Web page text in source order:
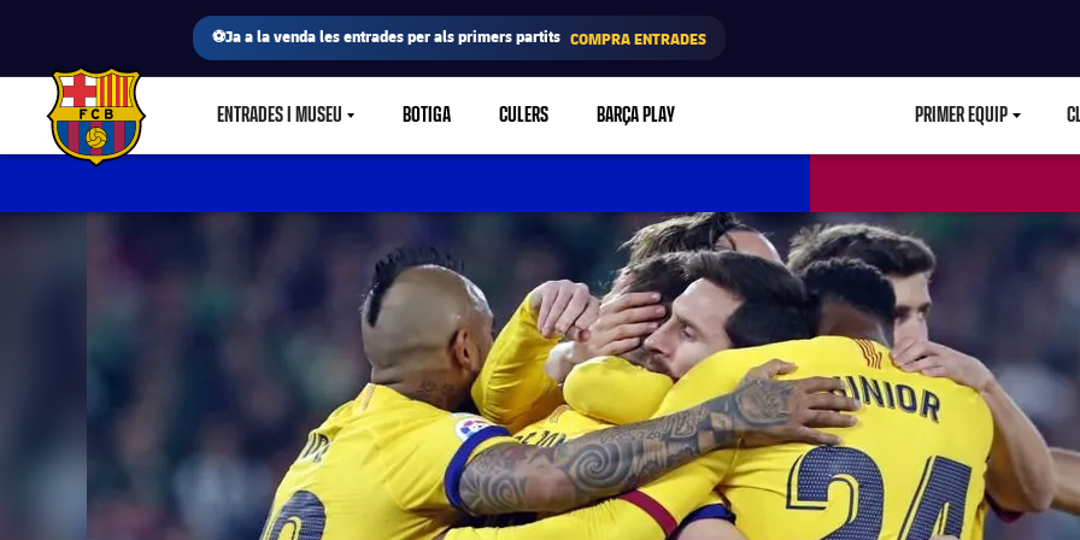
⚽Ja a la venda les entrades per als primers partits COMPRA ENTRADES
FC Barcelona club badge ENTRADES I MUSEULABEL.SHARE.CARETDOWN
BOTIGA CULERS BARÇA PLAY PRIMER EQUIP